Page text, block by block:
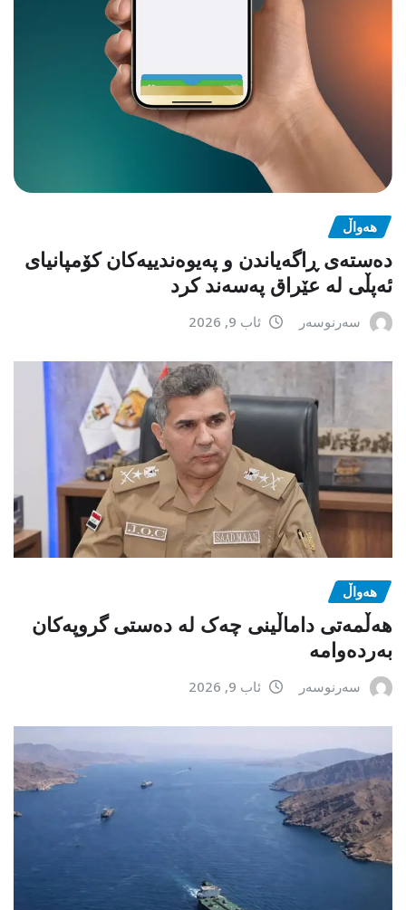
هەواڵ
دەستەی ڕاگەیاندن و پەیوەندییەکان کۆمپانیای
ئەپڵی لە عێراق پەسەند کرد
سەرنوسەر ئاب 9, 2026
هەواڵ
هەڵمەتی داماڵینی چەک لە دەستی گروپەکان
بەردەوامە
سەرنوسەر ئاب 9, 2026